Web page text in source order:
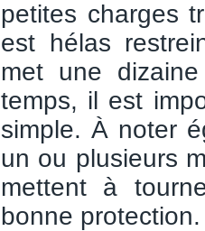
petites charges
est hélas
met une
temps, il est
simple. À noter
un ou plusieurs
mettent à
bonne protection.